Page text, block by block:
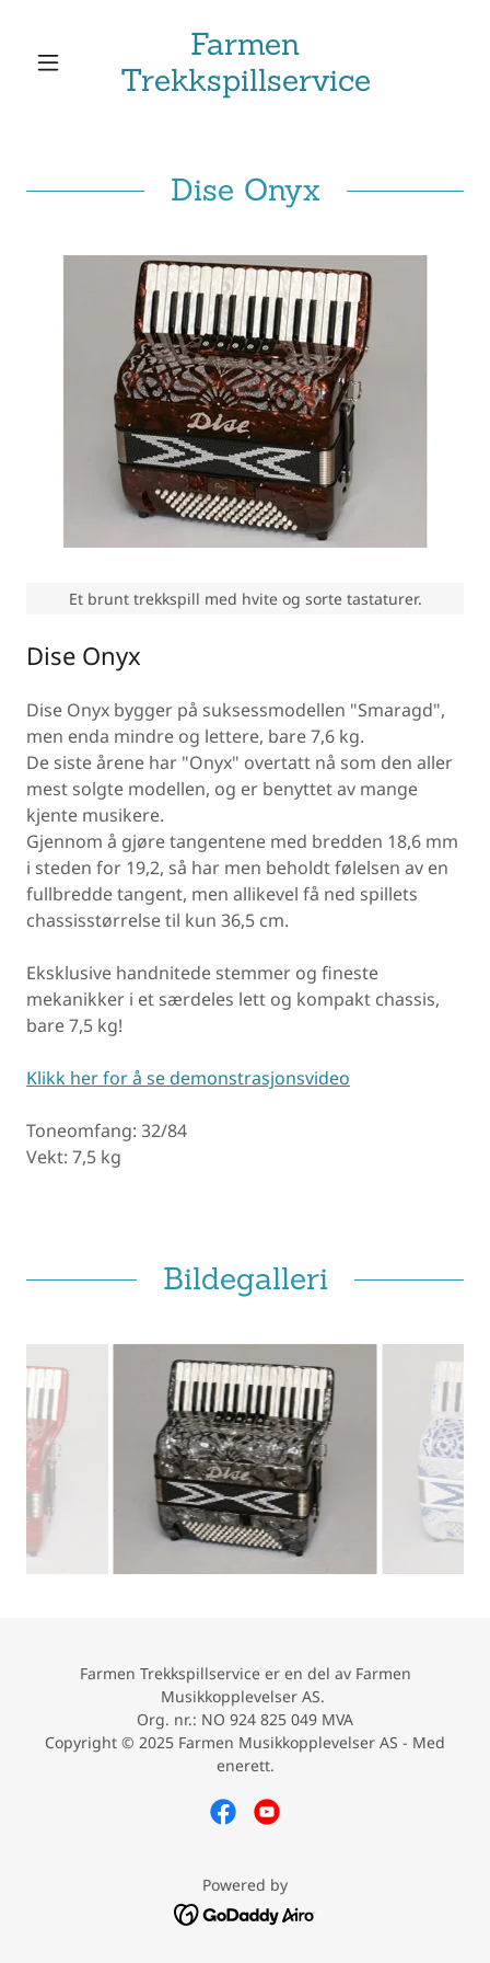
Farmen
Trekkspillservice
Dise Onyx
Dise Onyx
Dise Onyx bygger på suksessmodellen "Smaragd",
men enda mindre og lettere, bare 7,6 kg.
De siste årene har "Onyx" overtatt nå som den aller
mest solgte modellen, og er benyttet av mange
kjente musikere.
Gjennom å gjøre tangentene med bredden 18,6 mm
i steden for 19,2, så har men beholdt følelsen av en
fullbredde tangent, men allikevel få ned spillets
chassisstørrelse til kun 36,5 cm.
Eksklusive handnitede stemmer og fineste
mekanikker i et særdeles lett og kompakt chassis,
bare 7,5 kg!
Klikk her for å se demonstrasjonsvideo
Toneomfang: 32/84
Vekt: 7,5 kg
Et brunt trekkspill med hvite og sorte tastaturer.
Bildegalleri
Farmen Trekkspillservice er en del av Farmen
Musikkopplevelser AS.
Org. nr.: NO 924 825 049 MVA
Copyright © 2025 Farmen Musikkopplevelser AS - Med
enerett.
Powered by